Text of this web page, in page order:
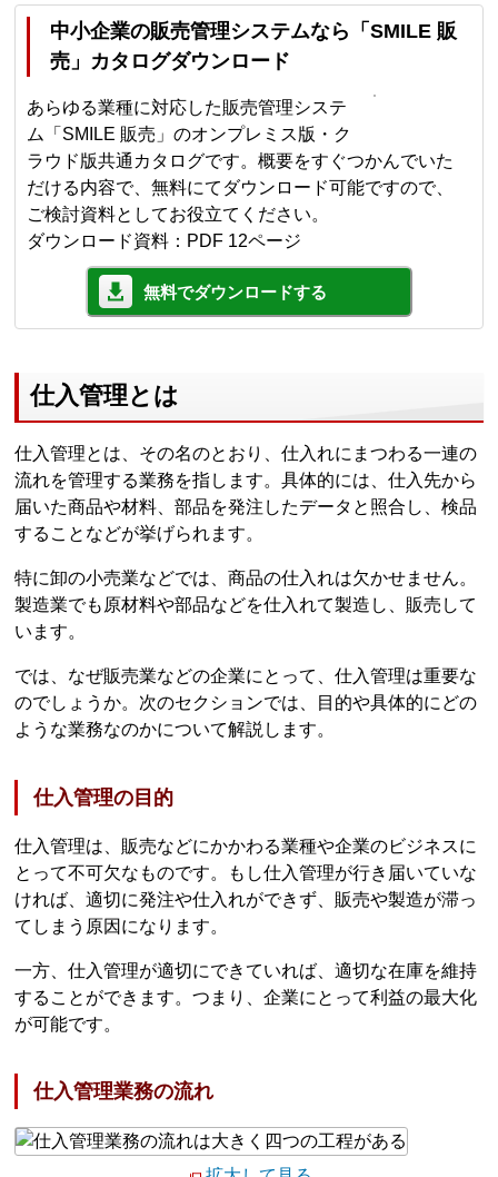
中小企業の販売管理システムなら「SMILE 販
売」カタログダウンロード
あらゆる業種に対応した販売管理システ
ム「SMILE 販売」のオンプレミス版・ク
ラウド版共通カタログです。概要をすぐつかんでいた
だける内容で、無料にてダウンロード可能ですので、
ご検討資料としてお役立てください。
ダウンロード資料：PDF 12ページ
無料でダウンロードする
仕入管理とは
仕入管理とは、その名のとおり、仕入れにまつわる一連の
流れを管理する業務を指します。具体的には、仕入先から
届いた商品や材料、部品を発注したデータと照合し、検品
することなどが挙げられます。
特に卸の小売業などでは、商品の仕入れは欠かせません。
製造業でも原材料や部品などを仕入れて製造し、販売して
います。
では、なぜ販売業などの企業にとって、仕入管理は重要な
のでしょうか。次のセクションでは、目的や具体的にどの
ような業務なのかについて解説します。
仕入管理の目的
仕入管理は、販売などにかかわる業種や企業のビジネスに
とって不可欠なものです。もし仕入管理が行き届いていな
ければ、適切に発注や仕入れができず、販売や製造が滞っ
てしまう原因になります。
一方、仕入管理が適切にできていれば、適切な在庫を維持
することができます。つまり、企業にとって利益の最大化
が可能です。
仕入管理業務の流れ